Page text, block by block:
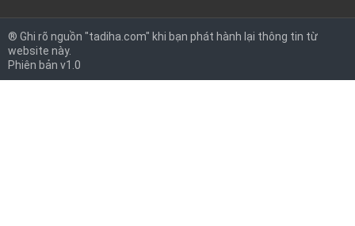
® Ghi rõ nguồn "tadiha.com" khi bạn phát hành lại thông tin từ
website này.
Phiên bản v1.0